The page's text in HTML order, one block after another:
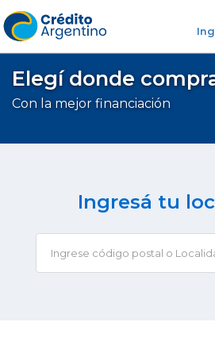
Elegí donde
Con la mejor financiación
Ingresá tu
Ingrese código postal o